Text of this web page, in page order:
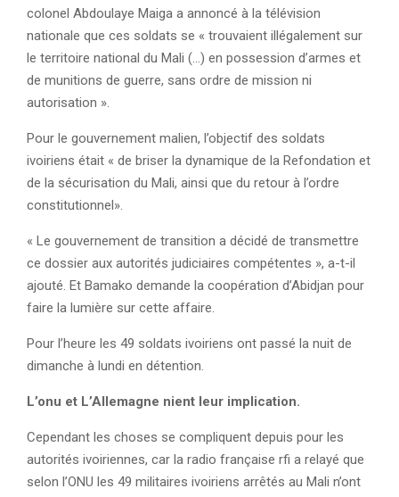
colonel Abdoulaye Maiga a annoncé à la télévision
nationale que ces soldats se « trouvaient illégalement sur
le territoire national du Mali (…) en possession d’armes et
de munitions de guerre, sans ordre de mission ni
autorisation ».
Pour le gouvernement malien, l’objectif des soldats
ivoiriens était « de briser la dynamique de la Refondation et
de la sécurisation du Mali, ainsi que du retour à l’ordre
constitutionnel».
« Le gouvernement de transition a décidé de transmettre
ce dossier aux autorités judiciaires compétentes », a-t-il
ajouté. Et Bamako demande la coopération d’Abidjan pour
faire la lumière sur cette affaire.
Pour l’heure les 49 soldats ivoiriens ont passé la nuit de
dimanche à lundi en détention.
L’onu et L’Allemagne nient leur implication.
Cependant les choses se compliquent depuis pour les
autorités ivoiriennes, car la radio française rfi a relayé que
selon l’ONU les 49 militaires ivoiriens arrêtés au Mali n’ont